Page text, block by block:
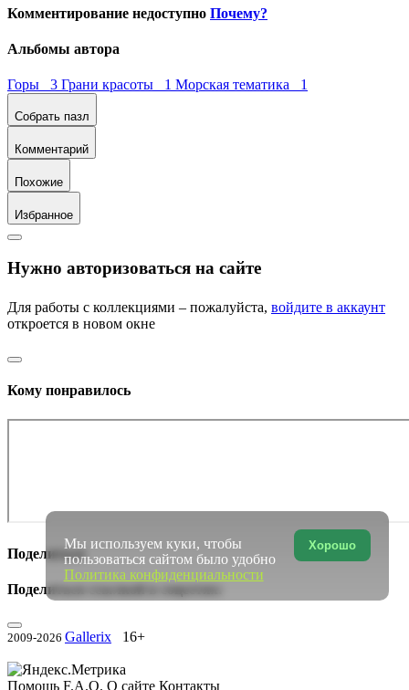
Комментирование недоступно Почему?
Альбомы автора
Горы 3 Грани красоты 1 Морская тематика 1
Собрать пазл
Комментарий
Похожие
Избранное
Нужно авторизоваться на сайте
Для работы с коллекциями – пожалуйста, войдите в аккаунт
откроется в новом окне
Кому понравилось
Поделиться
Поделиться ссылкой в соцсетях:
2009-2026 Gallerix 16+
Помощь F.A.Q. О сайте Контакты
Хорошо
Мы используем куки, чтобы
пользоваться сайтом было удобно
Политика конфиденциальности